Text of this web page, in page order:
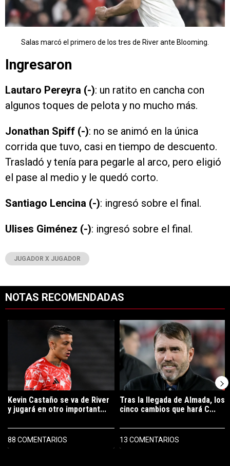
Salas marcó el primero de los tres de River ante Blooming.
Ingresaron
Lautaro Pereyra (-): un ratito en cancha con
algunos toques de pelota y no mucho más.
Jonathan Spiff (-): no se animó en la única
corrida que tuvo, casi en tiempo de descuento.
Trasladó y tenía para pegarle al arco, pero eligió
el pase al medio y le quedó corto.
Santiago Lencina (-): ingresó sobre el final.
Ulises Giménez (-): ingresó sobre el final.
JUGADOR X JUGADOR
NOTAS RECOMENDADAS
Un artículo de tendencia con el título "Kevin Castaño se va de
Kevin Castaño se va de River
y jugará en otro important...
88 COMENTARIOS
Un artículo de tendencia con el
Tras la llegada de Almada, los
cinco cambios que hará C...
13 COMENTARIOS